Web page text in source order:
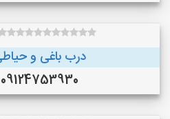
درب باغی و
09124753930 (خمین )